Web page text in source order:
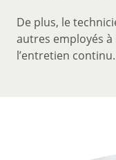
De plus, le
autres employés à
l’entretien continu.